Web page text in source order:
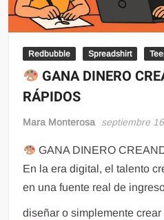
Redbubble Spreadshirt
GANA DINERO
RÁPIDOS
Mara Monterosa septiembre
GANA DINERO
En la era digital, el talento
en una fuente real de
diseñar o simplemente